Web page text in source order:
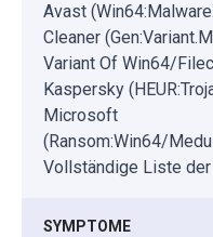
Avast
Cleaner
Variant Of Win64/
Kaspersky
Microsoft
(Ransom:Win64/
Vollständige Liste der
SYMPTOME